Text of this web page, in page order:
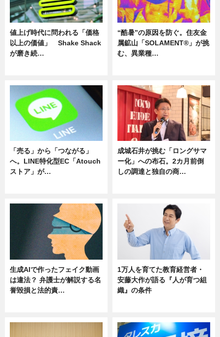
値上げ時代に問われる「価格
以上の価値」 Shake Shack
が磨き続…
“酷暑”の原因を防ぐ。住友金
属鉱山「SOLAMENT®」が挑
む、異業種…
「売る」から「つながる」
へ。LINE特化型EC「Atouch
ストア」が…
成城石井が挑む「ロングサマ
ー化」への布石。2カ月前倒
しの調達と独自の商…
生成AIで作ったフェイク動画
は違法？ 弁護士が解説する名
誉毀損と法的責…
1万人を育てた教育経営者・
安藤大作が語る『人が育つ組
織』の条件